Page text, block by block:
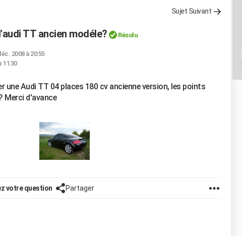
Sujet Suivant
TT ancien modéle? Résolu
2008 à 20:55
11:30
une Audi TT 04 places 180 cv ancienne version, les points
Merci d'avance
votre question Partager